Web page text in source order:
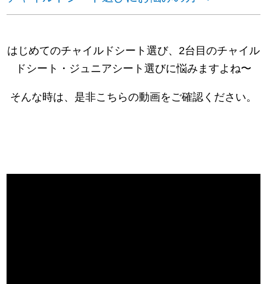
はじめてのチャイルドシート選び、2台目のチャイル
ドシート・ジュニアシート選びに悩みますよね〜
そんな時は、是非こちらの動画をご確認ください。